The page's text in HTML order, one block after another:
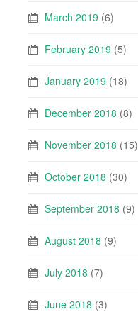
March 2019 (6)
February 2019 (5)
January 2019 (18)
December 2018 (8)
November 2018 (15)
October 2018 (30)
September 2018 (9)
August 2018 (9)
July 2018 (7)
June 2018 (3)